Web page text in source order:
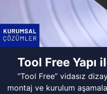
Tool Free Yapı
“Tool Free” vidasız
montaj ve kurulum